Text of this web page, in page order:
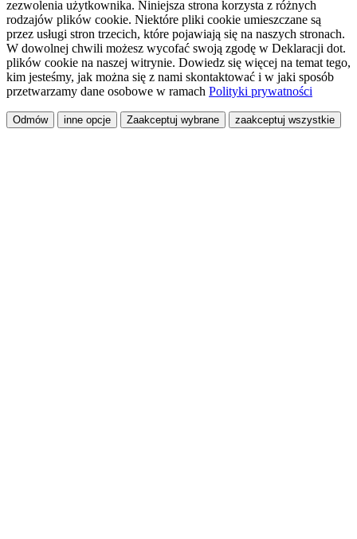
zezwolenia użytkownika. Niniejsza strona korzysta z różnych
rodzajów plików cookie. Niektóre pliki cookie umieszczane są
przez usługi stron trzecich, które pojawiają się na naszych stronach.
W dowolnej chwili możesz wycofać swoją zgodę w Deklaracji dot.
plików cookie na naszej witrynie. Dowiedz się więcej na temat tego,
kim jesteśmy, jak można się z nami skontaktować i w jaki sposób
przetwarzamy dane osobowe w ramach Polityki prywatności
Odmów inne opcje Zaakceptuj wybrane zaakceptuj wszystkie